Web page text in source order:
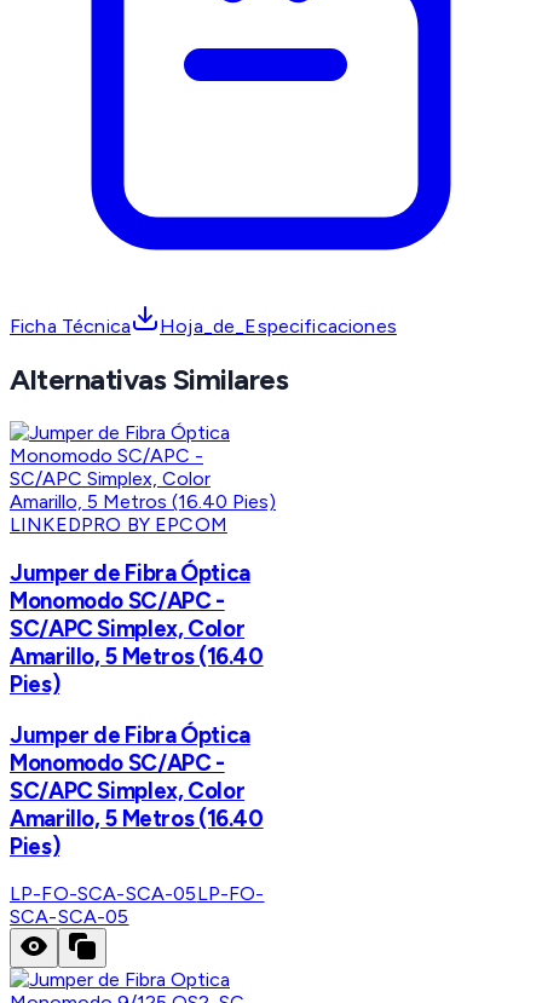
Ficha Técnica Hoja_de_Especificaciones
Alternativas Similares
LINKEDPRO BY EPCOM
Jumper de Fibra Óptica
Monomodo SC/APC -
SC/APC Simplex, Color
Amarillo, 5 Metros (16.40
Pies)
Jumper de Fibra Óptica
Monomodo SC/APC -
SC/APC Simplex, Color
Amarillo, 5 Metros (16.40
Pies)
LP-FO-SCA-SCA-05LP-FO-
SCA-SCA-05